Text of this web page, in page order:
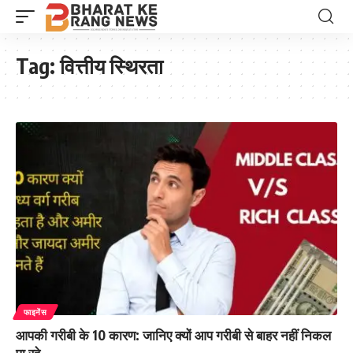
Tag:वित्तीय स्थिरता
फाइनेंस
आपकी गरीबी के 10 कारण: जानिए क्यों आप गरीबी से बाहर नहीं निकल